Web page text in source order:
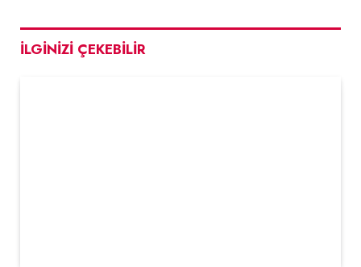
İLGINIZI ÇEKEBILIR